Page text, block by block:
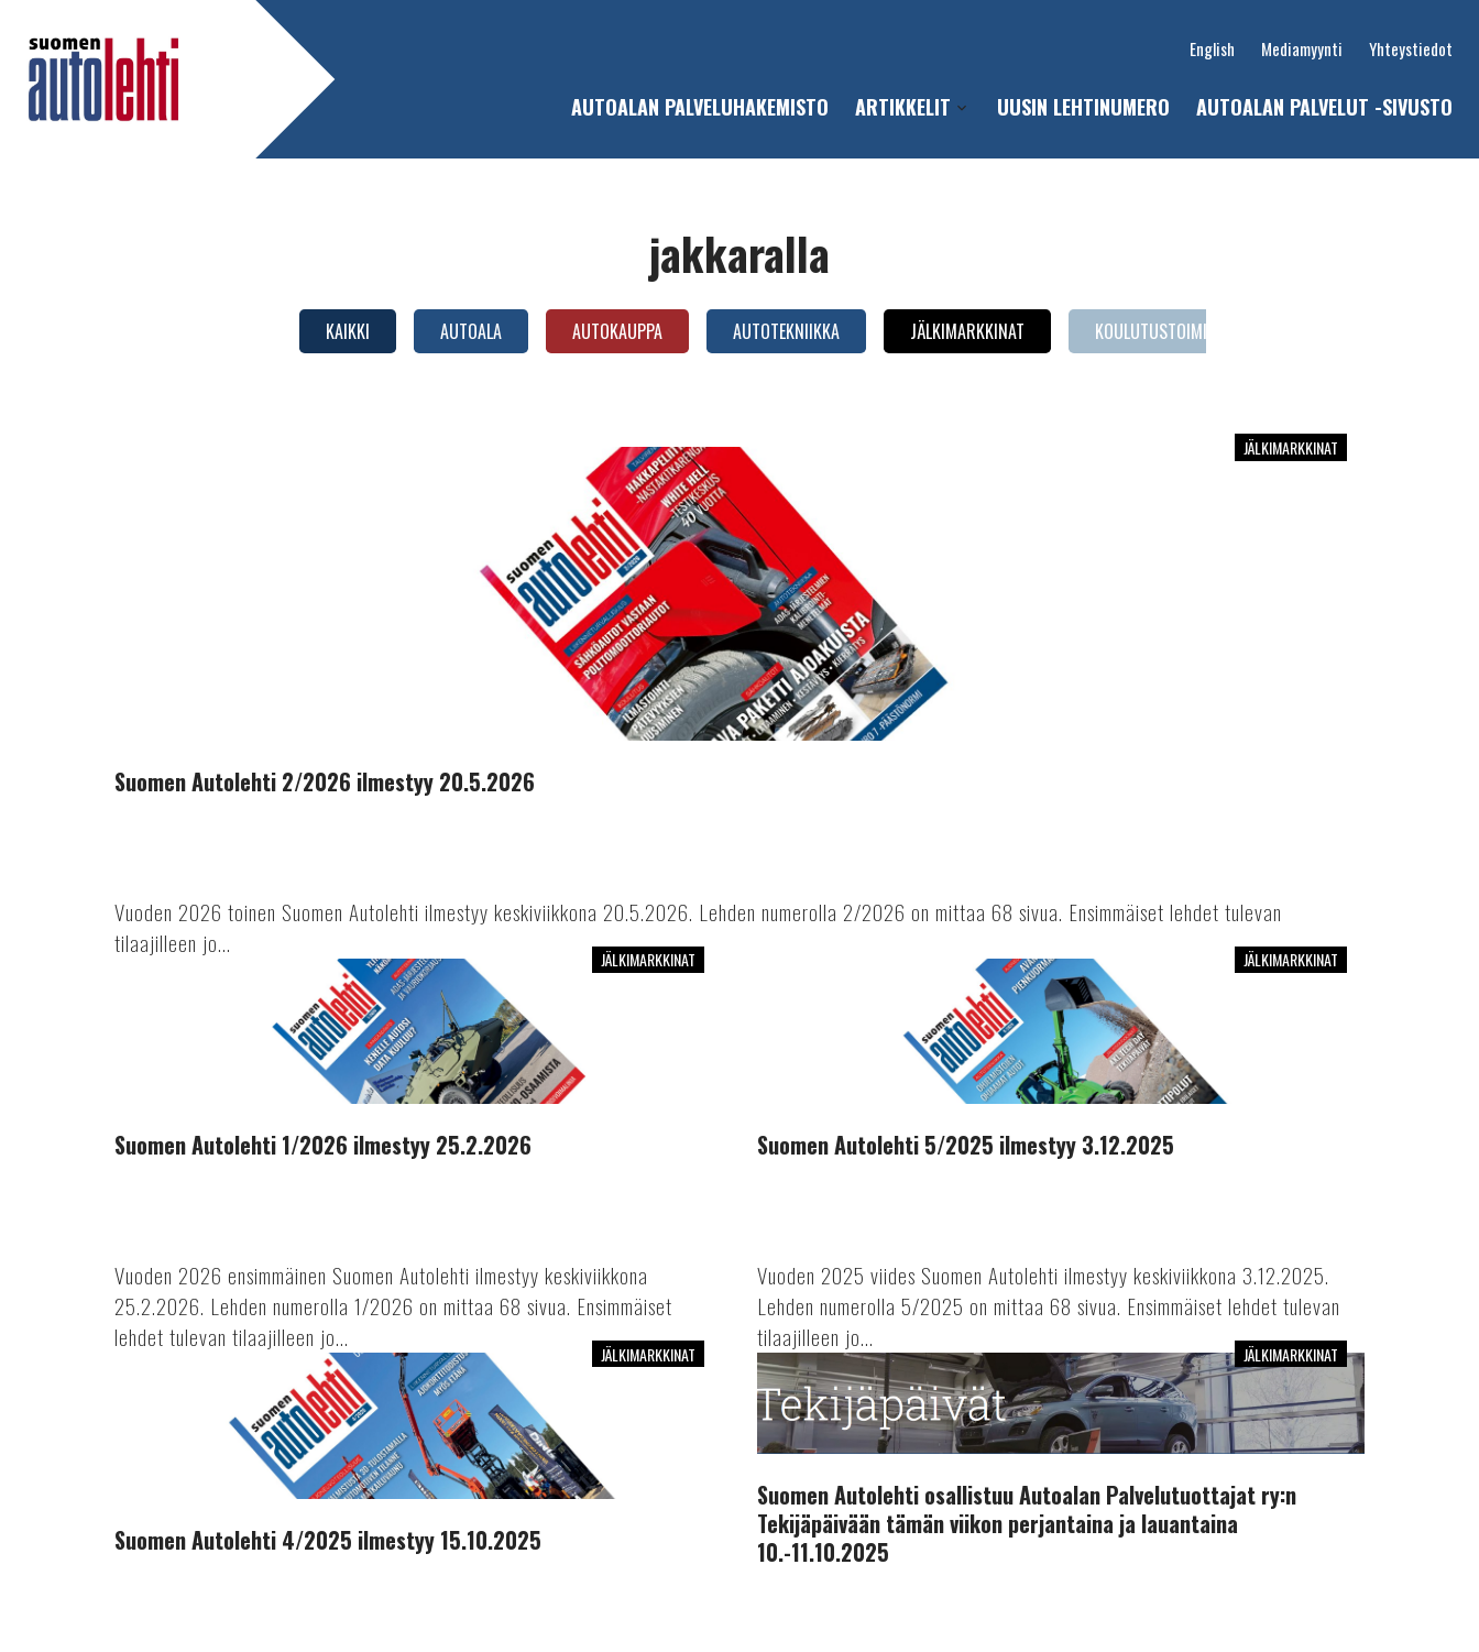
English Mediamyynti Yhteystiedot
AUTOALAN PALVELUHAKEMISTO ARTIKKELIT
sub-
UUSIN LEHTINUMERO AUTOALAN PALVELUT -SIVUSTO
jakkaralla
KAIKKI AUTOALA AUTOKAUPPA AUTOTEKNIIKKA JÄLKIMARKKINAT KOULUTUSTOIMINTA
JÄLKIMARKKINAT
Suomen Autolehti 2/2026 ilmestyy 20.5.2026
Vuoden 2026 toinen Suomen Autolehti ilmestyy keskiviikkona 20.5.2026. Lehden numerolla 2/2026 on mittaa 68 sivua. Ensimmäiset lehdet tulevan
tilaajilleen jo...
JÄLKIMARKKINAT
Suomen Autolehti 1/2026 ilmestyy 25.2.2026
Vuoden 2026 ensimmäinen Suomen Autolehti ilmestyy keskiviikkona
25.2.2026. Lehden numerolla 1/2026 on mittaa 68 sivua. Ensimmäiset
lehdet tulevan tilaajilleen jo...
JÄLKIMARKKINAT
Suomen Autolehti 5/2025 ilmestyy 3.12.2025
Vuoden 2025 viides Suomen Autolehti ilmestyy keskiviikkona 3.12.2025.
Lehden numerolla 5/2025 on mittaa 68 sivua. Ensimmäiset lehdet tulevan
tilaajilleen jo...
JÄLKIMARKKINAT
Suomen Autolehti 4/2025 ilmestyy 15.10.2025
Suomen
Autolehti
osallistuu
Autoalan
ry:n
Tekijäpäivään
tämän
JÄLKIMARKKINAT
Suomen Autolehti osallistuu Autoalan Palvelutuottajat ry:n
Tekijäpäivään tämän viikon perjantaina ja lauantaina
10.-11.10.2025